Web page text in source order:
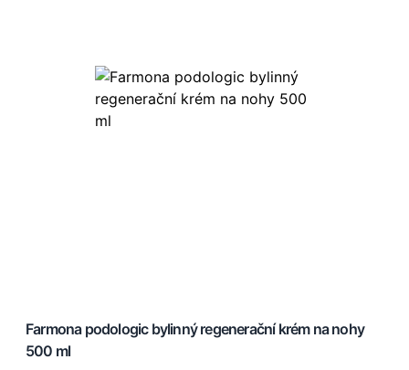
Farmona podologic bylinný regenerační krém na nohy
500 ml